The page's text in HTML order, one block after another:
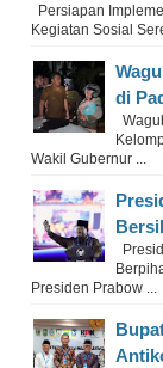
Persiapan
Kegiatan Sosial
di
Wakil Gubernur ...
Presiden Prabow ...